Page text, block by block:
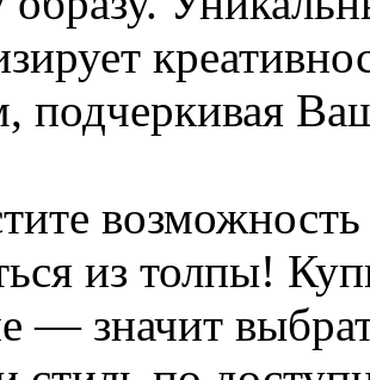
подчеркивая
из толпы!
— значит